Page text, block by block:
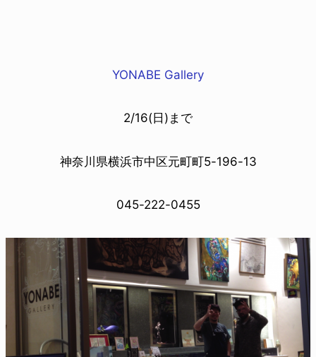
YONABE Gallery
2/16(日)まで
神奈川県横浜市中区元町町5-196-13
045-222-0455